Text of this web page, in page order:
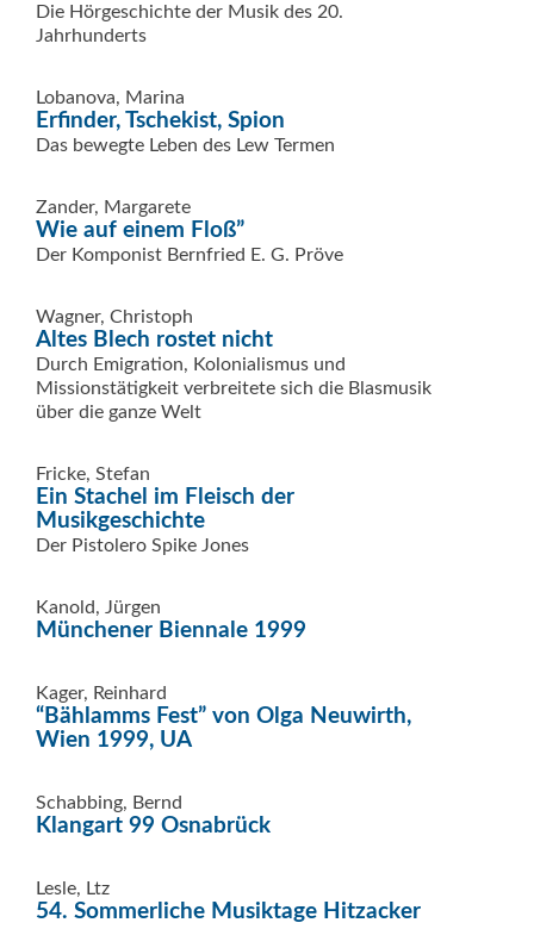
Die Hörgeschichte der Musik des 20.
Jahrhunderts
Lobanova, Marina
Erfinder, Tschekist, Spion
Das bewegte Leben des Lew Termen
Zander, Margarete
Wie auf einem Floß”
Der Komponist Bernfried E. G. Pröve
Wagner, Christoph
Altes Blech rostet nicht
Durch Emigration, Kolonialismus und
Missionstätigkeit verbreitete sich die Blasmusik
über die ganze Welt
Fricke, Stefan
Ein Stachel im Fleisch der
Musikgeschichte
Der Pistolero Spike Jones
Kanold, Jürgen
Münchener Biennale 1999
Kager, Reinhard
“Bählamms Fest” von Olga Neuwirth,
Wien 1999, UA
Schabbing, Bernd
Klangart 99 Osnabrück
Lesle, Ltz
54. Sommerliche Musiktage Hitzacker